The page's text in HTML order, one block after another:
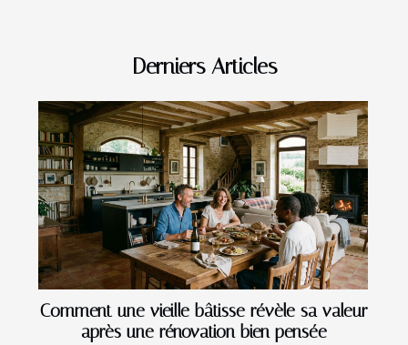
Derniers Articles
Comment une vieille bâtisse révèle sa valeur
après une rénovation bien pensée